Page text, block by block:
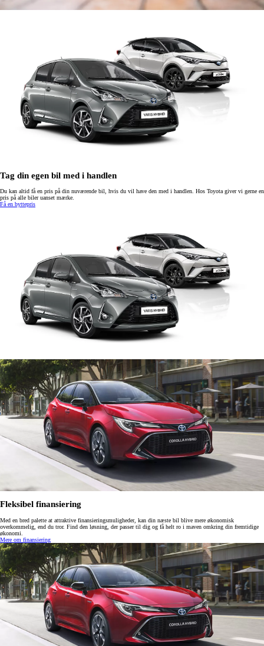
Tag din egen bil med i handlen
Du kan altid få en pris på din nuværende bil, hvis du vil have den med i handlen. Hos Toyota giver vi gerne en
pris på alle biler uanset mærke.
Få en byttepris
Fleksibel finansiering
Med en bred palette at attraktive finansieringsmuligheder, kan din næste bil blive mere økonomisk
overkommelig, end du tror. Find den løsning, der passer til dig og få helt ro i maven omkring din fremtidige
økonomi.
Mere om finansiering